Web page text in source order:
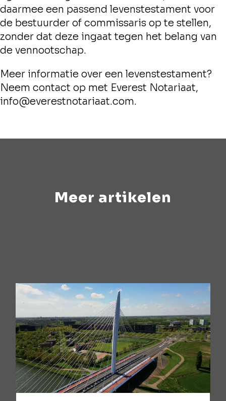
daarmee een passend levenstestament voor
de bestuurder of commissaris op te stellen,
zonder dat deze ingaat tegen het belang van
de vennootschap.
Meer informatie over een levenstestament?
Neem contact op met Everest Notariaat,
info@everestnotariaat.com.
Meer artikelen